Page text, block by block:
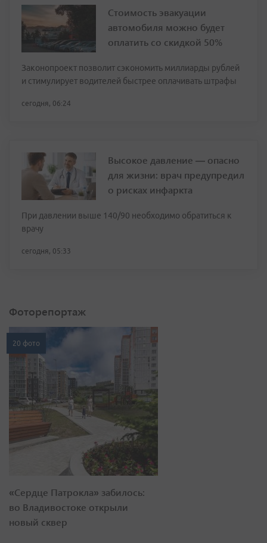
Стоимость эвакуации
автомобиля можно будет
оплатить со скидкой 50%
Законопроект позволит сэкономить миллиарды рублей
и стимулирует водителей быстрее оплачивать штрафы
сегодня, 06:24
Высокое давление — опасно
для жизни: врач предупредил
о рисках инфаркта
При давлении выше 140/90 необходимо обратиться к
врачу
сегодня, 05:33
Фоторепортаж
20 фото
«Сердце Патрокла» забилось:
во Владивостоке открыли
новый сквер